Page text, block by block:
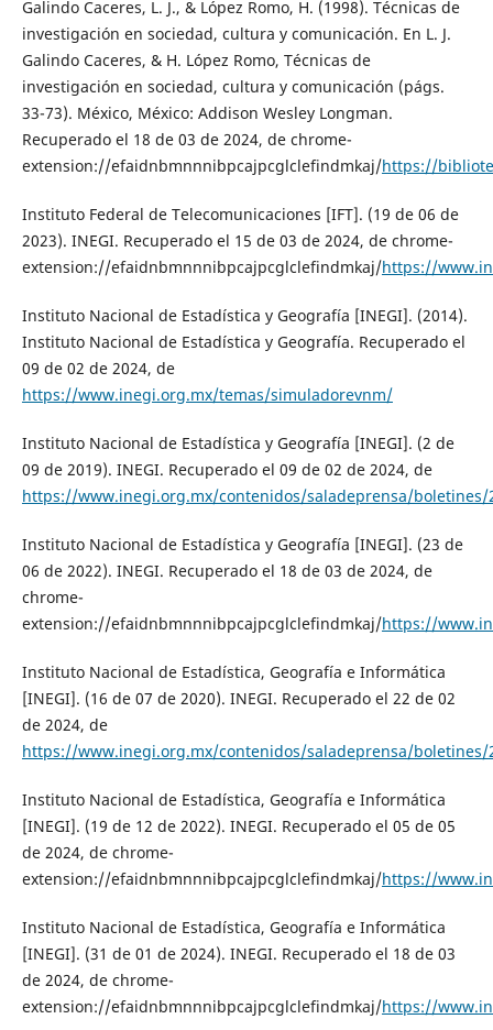
Galindo Caceres, L. J., & López Romo, H. (1998). Técnicas de
investigación en sociedad, cultura y comunicación. En L. J.
Galindo Caceres, & H. López Romo, Técnicas de
investigación en sociedad, cultura y comunicación (págs.
33-73). México, México: Addison Wesley Longman.
Recuperado el 18 de 03 de 2024, de chrome-
extension://efaidnbmnnnibpcajpcglclefindmkaj/https://
Instituto Federal de Telecomunicaciones [IFT]. (19 de 06 de
2023). INEGI. Recuperado el 15 de 03 de 2024, de chrome-
extension://efaidnbmnnnibpcajpcglclefindmkaj/https://
Instituto Nacional de Estadística y Geografía [INEGI]. (2014).
Instituto Nacional de Estadística y Geografía. Recuperado el
09 de 02 de 2024, de
https://www.inegi.org.mx/temas/simuladorevnm/
Instituto Nacional de Estadística y Geografía [INEGI]. (2 de
09 de 2019). INEGI. Recuperado el 09 de 02 de 2024, de
https://www.inegi.org.mx/contenidos/saladeprensa/boletines/
Instituto Nacional de Estadística y Geografía [INEGI]. (23 de
06 de 2022). INEGI. Recuperado el 18 de 03 de 2024, de
chrome-
extension://efaidnbmnnnibpcajpcglclefindmkaj/https://
Instituto Nacional de Estadística, Geografía e Informática
[INEGI]. (16 de 07 de 2020). INEGI. Recuperado el 22 de 02
de 2024, de
https://www.inegi.org.mx/contenidos/saladeprensa/boletines/
Instituto Nacional de Estadística, Geografía e Informática
[INEGI]. (19 de 12 de 2022). INEGI. Recuperado el 05 de 05
de 2024, de chrome-
extension://efaidnbmnnnibpcajpcglclefindmkaj/https://
Instituto Nacional de Estadística, Geografía e Informática
[INEGI]. (31 de 01 de 2024). INEGI. Recuperado el 18 de 03
de 2024, de chrome-
extension://efaidnbmnnnibpcajpcglclefindmkaj/https://